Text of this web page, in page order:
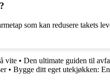
som kan redusere takets
vite • Den ultimate guiden til
• Bygge ditt eget utekjøkken: